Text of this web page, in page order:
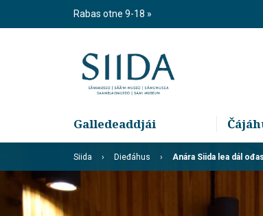
Rabas otne 9-18
Galledeaddjái
Siida Dieđáhus Anára Siida lea dál